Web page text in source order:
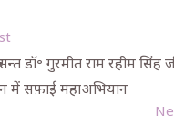
डॉ॰ गुरमीत राम रहीम सिंह
में सफ़ाई महाअभियान